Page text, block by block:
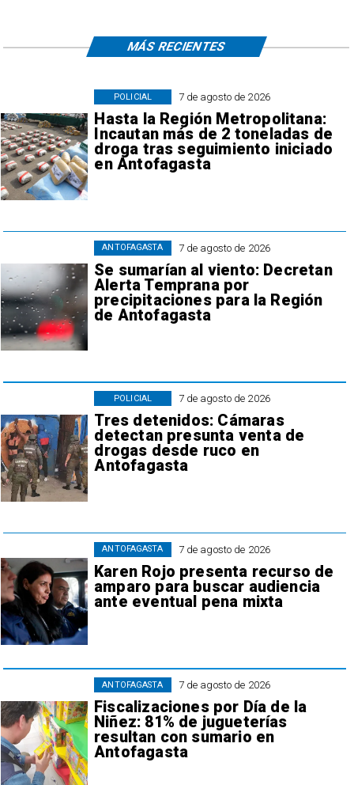
7 de agosto de 2026
Hasta la Región Metropolitana:
Incautan más de 2 toneladas de
droga tras seguimiento iniciado
en Antofagasta
POLICIAL
7 de agosto de 2026
Se sumarían al viento: Decretan
Alerta Temprana por
precipitaciones para la Región
de Antofagasta
ANTOFAGASTA
7 de agosto de 2026
Tres detenidos: Cámaras
detectan presunta venta de
drogas desde ruco en
Antofagasta
POLICIAL
7 de agosto de 2026
Karen Rojo presenta recurso de
amparo para buscar audiencia
ante eventual pena mixta
ANTOFAGASTA
7 de agosto de 2026
Fiscalizaciones por Día de la
Niñez: 81% de jugueterías
resultan con sumario en
Antofagasta
ANTOFAGASTA
MÁS RECIENTES